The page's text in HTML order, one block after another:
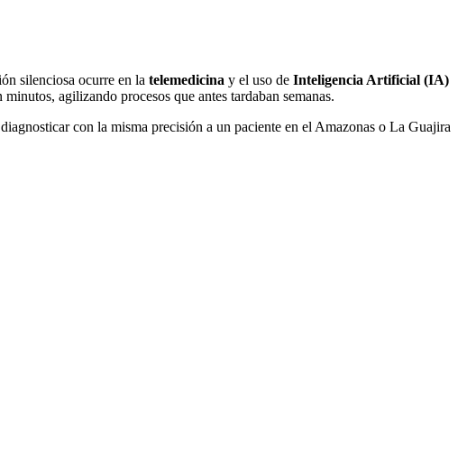
silenciosa ocurre en la telemedicina y el uso de Inteligencia Artificial (IA)
agilizando procesos que antes tardaban semanas.
con la misma precisión a un paciente en el Amazonas o La Guajira